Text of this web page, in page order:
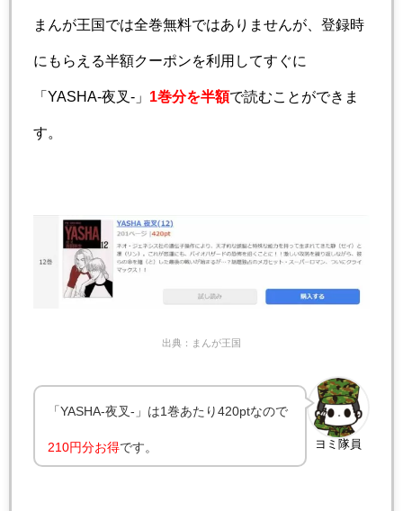
まんが王国では全巻無料ではありませんが、登録時
にもらえる半額クーポンを利用してすぐに
「YASHA-夜叉-」 1巻分を半額で読むことができま
す。
出典：まんが王国
ヨミ隊員
「YASHA-夜叉-」は1巻あたり420ptなので
210円分お得です。